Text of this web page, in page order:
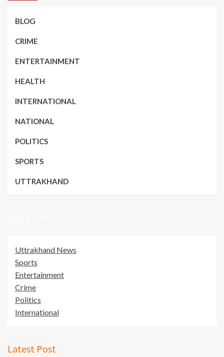
BLOG
CRIME
ENTERTAINMENT
HEALTH
INTERNATIONAL
NATIONAL
POLITICS
SPORTS
UTTRAKHAND
Uttrakhand News
Sports
Entertainment
Crime
Politics
International
Latest Post